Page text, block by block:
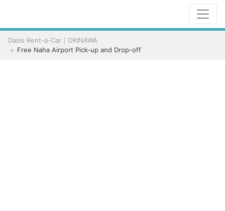
Oasis Rent-a-Car｜OKINAWA
Free Naha Airport Pick-up and Drop-off